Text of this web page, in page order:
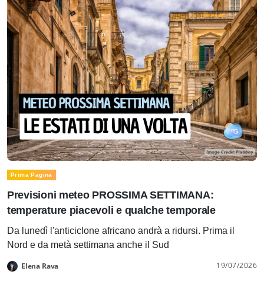
Prima Pagina
Previsioni meteo PROSSIMA SETTIMANA:
temperature piacevoli e qualche temporale
Da lunedì l'anticiclone africano andrà a ridursi. Prima il
Nord e da metà settimana anche il Sud
Elena Rava 19/07/2026